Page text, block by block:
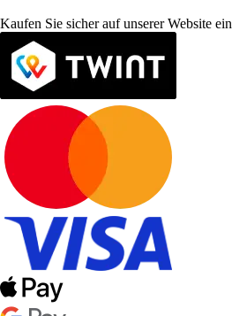
Kaufen Sie sicher auf unserer Website ein